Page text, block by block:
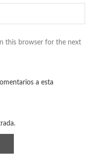
this browser for the next
a esta